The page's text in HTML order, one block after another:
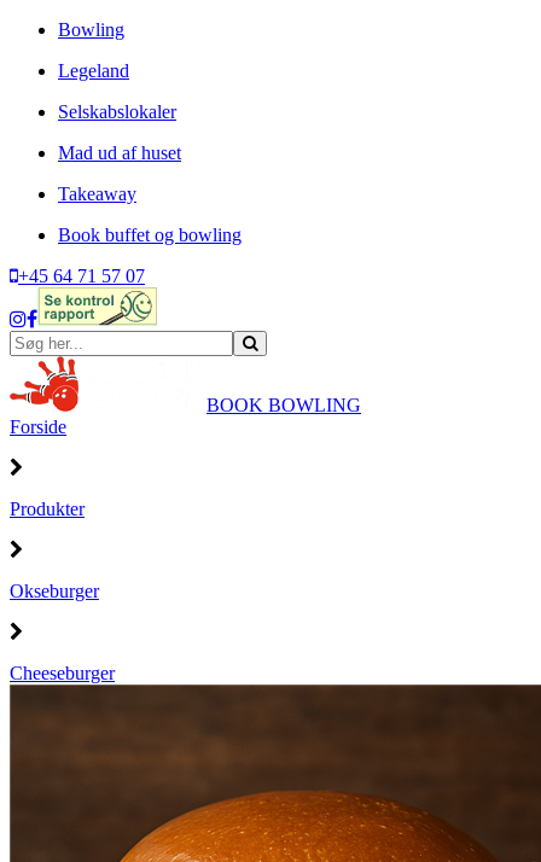
Bowling
Legeland
Selskabslokaler
Mad ud af huset
Takeaway
Book buffet og bowling
+45 64 71 57 07
BOOK BOWLING
Forside
Produkter
Okseburger
Cheeseburger